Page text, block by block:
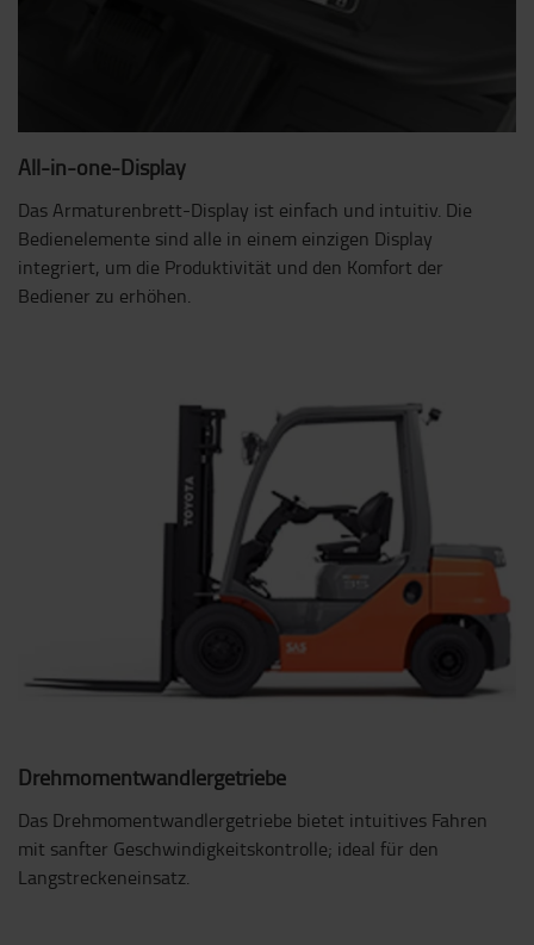
All-in-one-Display
Das Armaturenbrett-Display ist einfach und intuitiv. Die
Bedienelemente sind alle in einem einzigen Display
integriert, um die Produktivität und den Komfort der
Bediener zu erhöhen.
Drehmomentwandlergetriebe
Das Drehmomentwandlergetriebe bietet intuitives Fahren
mit sanfter Geschwindigkeitskontrolle; ideal für den
Langstreckeneinsatz.